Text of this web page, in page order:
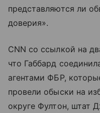
представляются ли
доверия».
CNN со ссылкой на
что Габбард
агентами ФБР,
провели обыски на
округе Фултон, штат